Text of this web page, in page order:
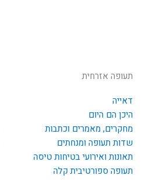
תעופה אזרחית
דאייה
היכן הם היום
מחקרים, מאמרים וכתבות
שדות תעופה ומנחתים
תאונות ואירועי בטיחות טיסה
תעופה ספורטיבית קלה